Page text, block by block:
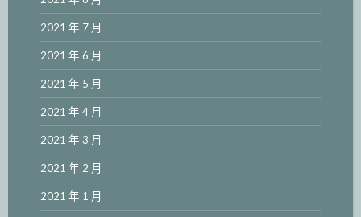
2021 年 7 月
2021 年 6 月
2021 年 5 月
2021 年 4 月
2021 年 3 月
2021 年 2 月
2021 年 1 月